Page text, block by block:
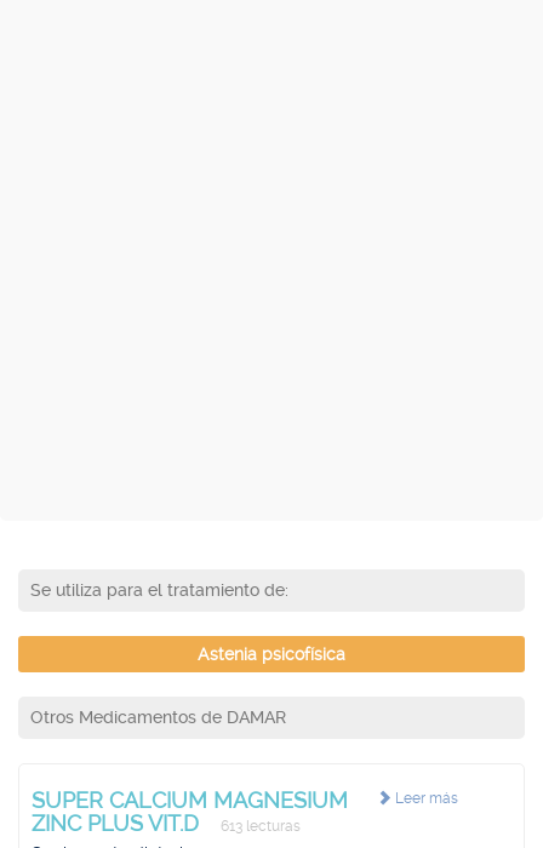
Se utiliza para el tratamiento de:
Astenia psicofísica
Otros Medicamentos de DAMAR
Leer más
SUPER CALCIUM MAGNESIUM
ZINC PLUS VIT.D
613 lecturas